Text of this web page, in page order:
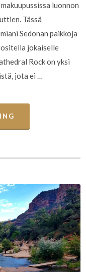
luonnon
Tässä
Sedonan paikkoja
jokaiselle
Rock on yksi
jota ei …